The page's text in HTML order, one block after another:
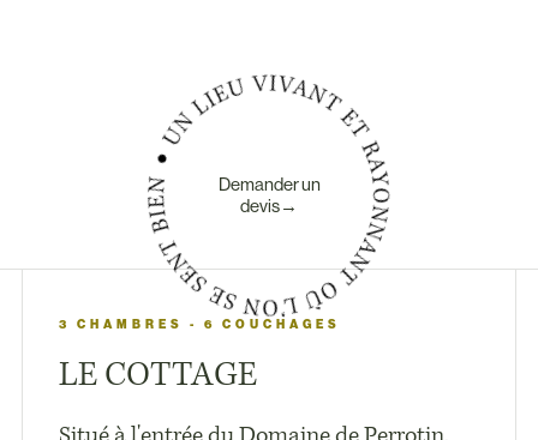
Demander un
devis→
3 CHAMBRES - 6 COUCHAGES
LE COTTAGE